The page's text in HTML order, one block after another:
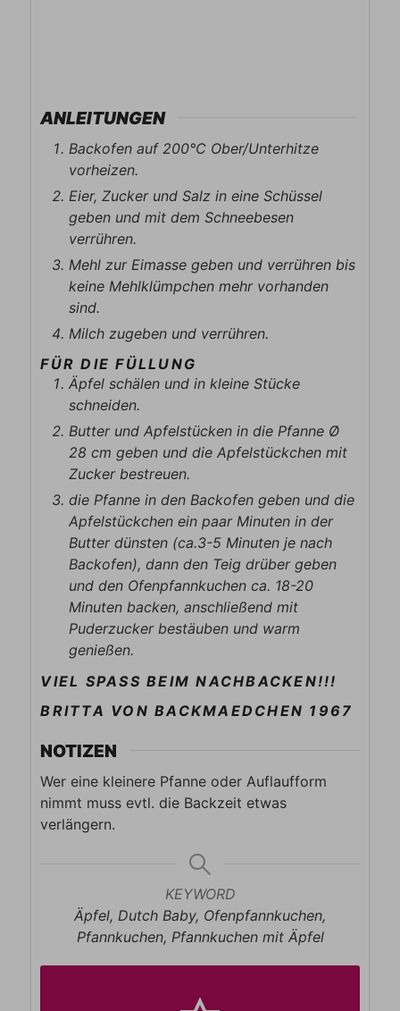
ANLEITUNGEN
Backofen auf 200°C Ober/Unterhitze
vorheizen.
Eier, Zucker und Salz in eine Schüssel
geben und mit dem Schneebesen
verrühren.
Mehl zur Eimasse geben und verrühren bis
keine Mehlklümpchen mehr vorhanden
sind.
Milch zugeben und verrühren.
FÜR DIE FÜLLUNG
Äpfel schälen und in kleine Stücke
schneiden.
Butter und Apfelstücken in die Pfanne Ø
28 cm geben und die Apfelstückchen mit
Zucker bestreuen.
die Pfanne in den Backofen geben und die
Apfelstückchen ein paar Minuten in der
Butter dünsten (ca.3-5 Minuten je nach
Backofen), dann den Teig drüber geben
und den Ofenpfannkuchen ca. 18-20
Minuten backen, anschließend mit
Puderzucker bestäuben und warm
genießen.
VIEL SPASS BEIM NACHBACKEN!!!
BRITTA VON BACKMAEDCHEN 1967
NOTIZEN
Wer eine kleinere Pfanne oder Auflaufform
nimmt muss evtl. die Backzeit etwas
verlängern.
KEYWORD
Äpfel, Dutch Baby, Ofenpfannkuchen,
Pfannkuchen, Pfannkuchen mit Äpfel